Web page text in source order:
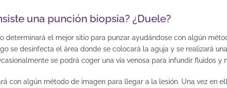
una punción biopsia? ¿Duele?
determinará el mejor sitio para punzar ayudándose con algún
se desinfecta el área donde se colocará la aguja y se realizará
se podrá coger una vía venosa para infundir fluidos y
con algún método de imagen para llegar a la lesión. Una vez en